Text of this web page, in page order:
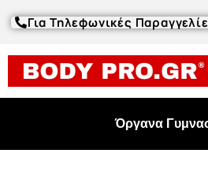
Για Τηλεφωνικές
Όργανα